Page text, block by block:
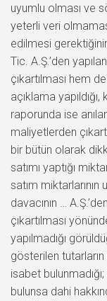
uyumlu olması ve
yeterli veri
edilmesi
Tic. A.Ş.’den
çıkartılması hem
açıklama
raporunda ise
maliyetlerden
bir bütün olarak
satımı yaptığı
satım
davacının …
çıkartılması
yapılmadığı
gösterilen
isabet
bulunsa dahi